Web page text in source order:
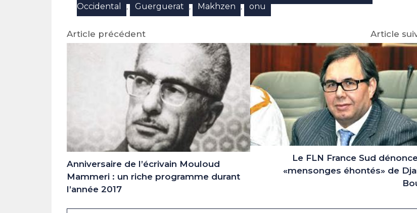
Occidental
, Guerguerat , Makhzen , onu
Article précédent
Anniversaire de l’écrivain Mouloud
Mammeri : un riche programme durant
l’année 2017
Article
Le FLN France Sud
«mensonges éhontés» de